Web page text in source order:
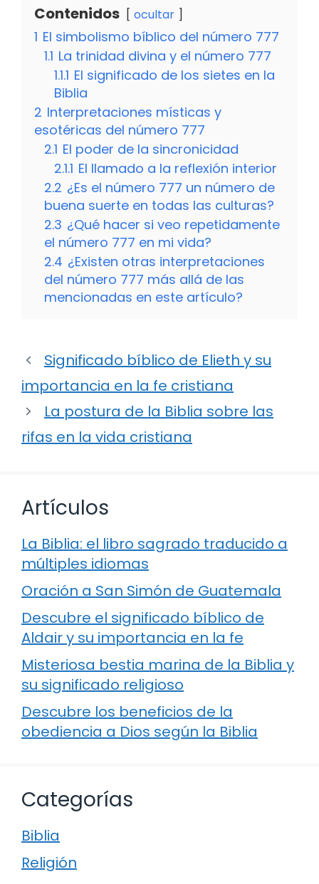
Contenidos ocultar
1 El simbolismo bíblico del número 777
1.1 La trinidad divina y el número 777
1.1.1 El significado de los sietes en la
Biblia
2 Interpretaciones místicas y
esotéricas del número 777
2.1 El poder de la sincronicidad
2.1.1 El llamado a la reflexión interior
2.2 ¿Es el número 777 un número de
buena suerte en todas las culturas?
2.3 ¿Qué hacer si veo repetidamente
el número 777 en mi vida?
2.4 ¿Existen otras interpretaciones
del número 777 más allá de las
mencionadas en este artículo?
Significado bíblico de Elieth y su
importancia en la fe cristiana
La postura de la Biblia sobre las
rifas en la vida cristiana
Artículos
La Biblia: el libro sagrado traducido a
múltiples idiomas
Oración a San Simón de Guatemala
Descubre el significado bíblico de
Aldair y su importancia en la fe
Misteriosa bestia marina de la Biblia y
su significado religioso
Descubre los beneficios de la
obediencia a Dios según la Biblia
Categorías
Biblia
Religión